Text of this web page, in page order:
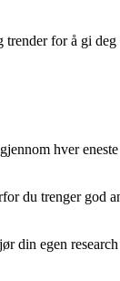
for å gi
hver
du trenger god
egen